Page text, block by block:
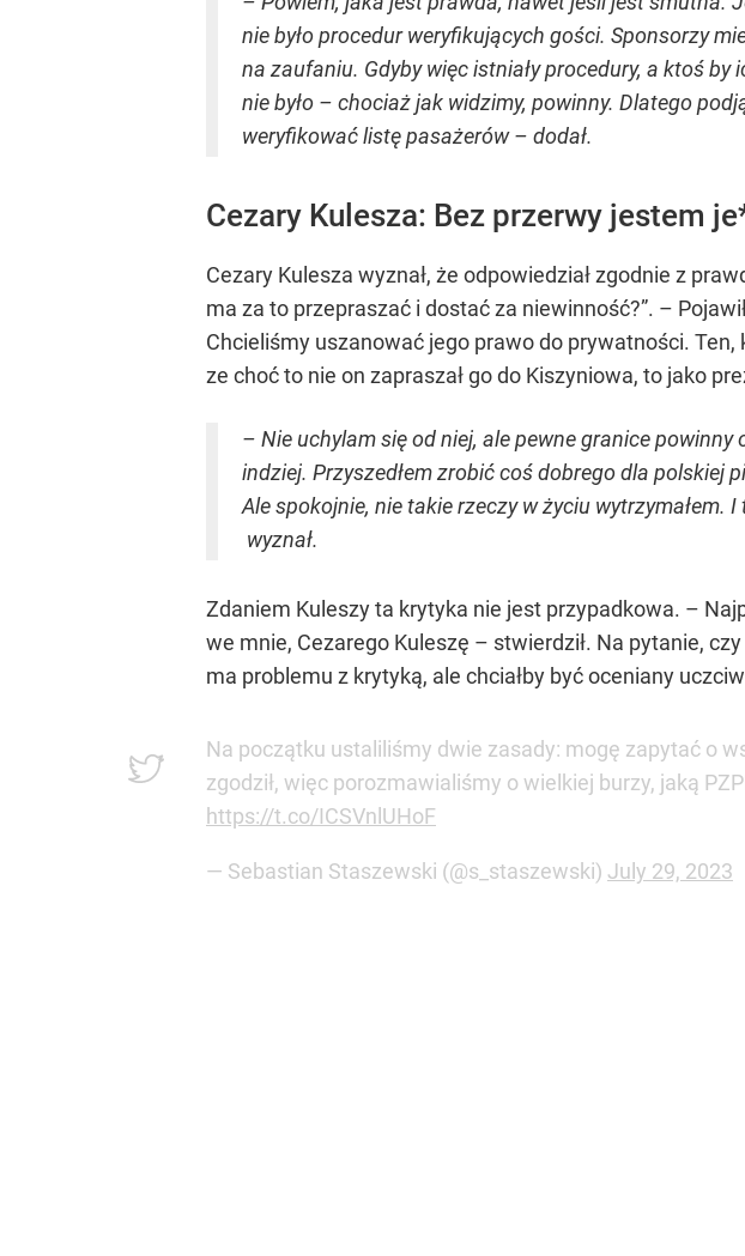
nie było procedur weryfikujących gości. Sponsorzy
na zaufaniu. Gdyby więc istniały procedury, a ktoś by
nie było – chociaż jak widzimy, powinny. Dlatego
weryfikować listę pasażerów – dodał.
Cezary Kulesza: Bez przerwy jestem
Cezary Kulesza wyznał, że odpowiedział zgodnie z
ma za to przepraszać i dostać za niewinność?”. –
Chcieliśmy uszanować jego prawo do prywatności. Ten,
ze choć to nie on zapraszał go do Kiszyniowa, to jako
– Nie uchylam się od niej, ale pewne granice
indziej. Przyszedłem zrobić coś dobrego dla polskiej
Ale spokojnie, nie takie rzeczy w życiu wytrzymałem.
wyznał.
Zdaniem Kuleszy ta krytyka nie jest przypadkowa. –
we mnie, Cezarego Kuleszę – stwierdził. Na pytanie,
ma problemu z krytyką, ale chciałby być oceniany
Na początku ustaliliśmy dwie zasady: mogę zapytać o
zgodził, więc porozmawialiśmy o wielkiej burzy, jaką
https://t.co/ICSVnlUHoF
— Sebastian Staszewski (@s_staszewski) July 29, 2023